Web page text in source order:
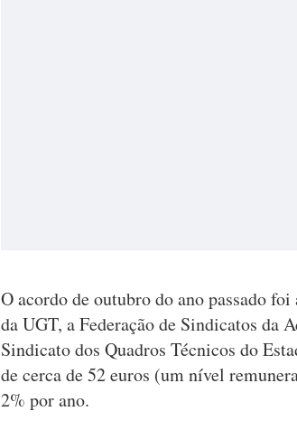
O acordo de outubro do ano passado
da UGT, a Federação de Sindicatos da
Sindicato dos Quadros Técnicos do
de cerca de 52 euros (um nível
2% por ano.